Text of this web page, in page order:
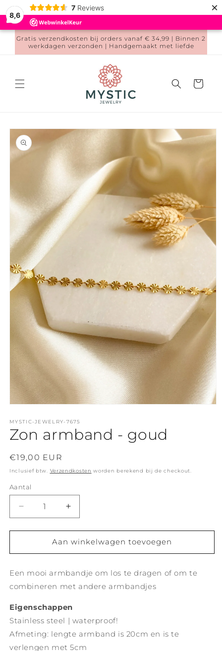
8,6
7 Reviews ×
Meteen
naar de
content
Gratis verzendkosten bij orders vanaf € 34,99 | Binnen 2
werkdagen verzonden | Handgemaakt met liefde
openen
in
modaal
MYSTIC-JEWELRY-7675
Zon armband - goud
Normale
prijs
€19,00 EUR
Inclusief btw. Verzendkosten worden berekend bij de checkout.
Aantal
Aantal
verlagen
voor
armband
goud
Aantal
verhogen
voor
Zon
armband
goud
Aan winkelwagen toevoegen
Een mooi armbandje om los te dragen of om te
combineren met andere armbandjes
Eigenschappen
Stainless steel | waterproof!
Afmeting: lengte armband is 20cm en is te
verlengen met 5cm